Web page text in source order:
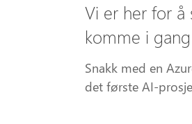
Vi er her for å
komme i
Snakk med en
det første AI-